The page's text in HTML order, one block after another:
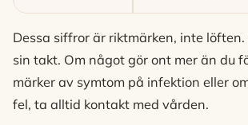
Dessa siffror är riktmärken, inte löften.
sin takt. Om något gör ont mer än du
märker av symtom på infektion eller
fel, ta alltid kontakt med vården.